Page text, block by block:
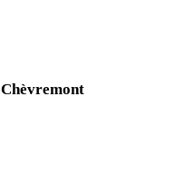
Chèvremont